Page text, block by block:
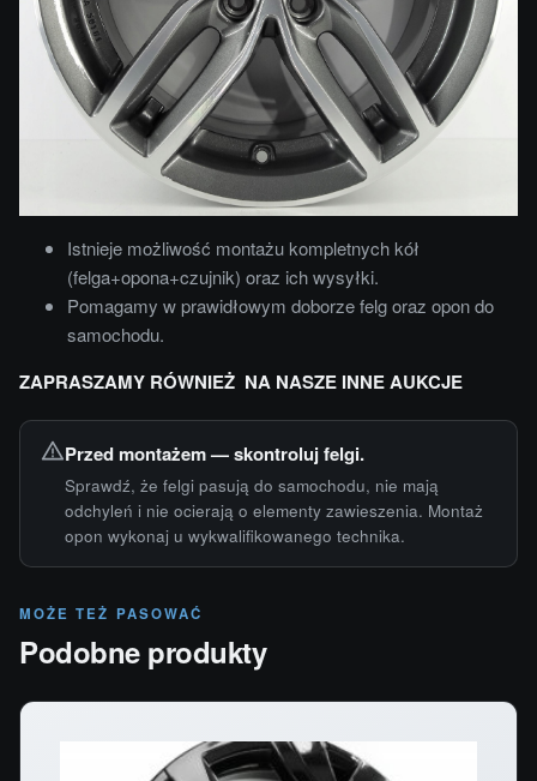
Istnieje możliwość montażu kompletnych kół
(felga+opona+czujnik) oraz ich wysyłki.
Pomagamy w prawidłowym doborze felg oraz opon do
samochodu.
ZAPRASZAMY RÓWNIEŻ NA NASZE INNE AUKCJE
Przed montażem — skontroluj felgi.
Sprawdź, że felgi pasują do samochodu, nie mają
odchyleń i nie ocierają o elementy zawieszenia. Montaż
opon wykonaj u wykwalifikowanego technika.
MOŻE TEŻ PASOWAĆ
Podobne produkty